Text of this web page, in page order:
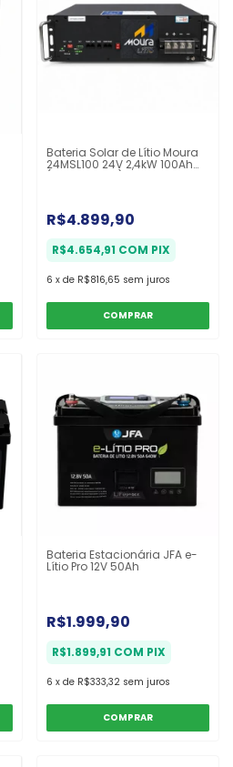
Bateria Solar de Lítio Moura
24MSL100 24V 2,4kW 100Ah
(6000 Ciclos)
R$4.899,90
R$4.654,91 COM PIX
6 x de R$816,65 sem juros
Bateria Estacionária JFA e-
Lítio Pro 12V 50Ah
R$1.999,90
R$1.899,91 COM PIX
6 x de R$333,32 sem juros